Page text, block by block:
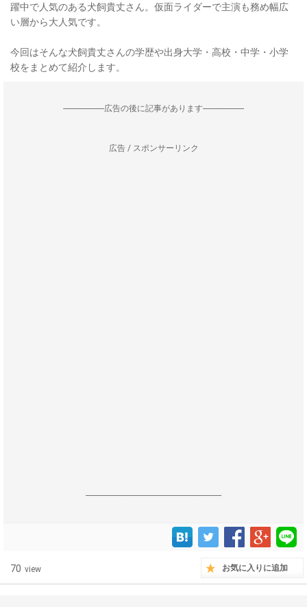
躍中で人気のある犬飼貴丈さん。仮面ライダーで主演も務め幅広
い層から大人気です。
今回はそんな犬飼貴丈さんの学歴や出身大学・高校・中学・小学
校をまとめて紹介します。
--------------------広告の後に記事があります--------------------
広告 / スポンサーリンク
------------------------------------------------------------------
70 view お気に入りに追加